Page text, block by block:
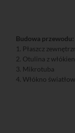
Budowa przewodu:
1. Płaszcz
2. Otulina z
3. Mikrotuba
4. Włókno